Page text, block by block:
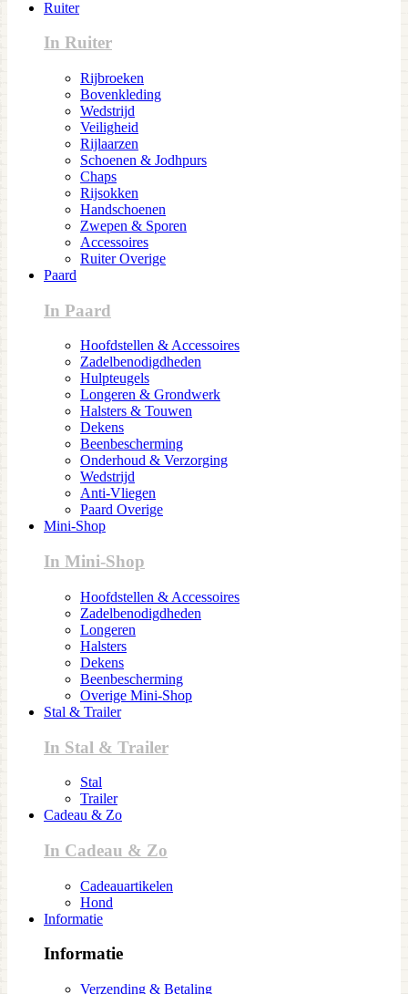
Ruiter
In Ruiter
Rijbroeken
Bovenkleding
Wedstrijd
Veiligheid
Rijlaarzen
Schoenen & Jodhpurs
Chaps
Rijsokken
Handschoenen
Zwepen & Sporen
Accessoires
Ruiter Overige
Paard
In Paard
Hoofdstellen & Accessoires
Zadelbenodigdheden
Hulpteugels
Longeren & Grondwerk
Halsters & Touwen
Dekens
Beenbescherming
Onderhoud & Verzorging
Wedstrijd
Anti-Vliegen
Paard Overige
Mini-Shop
In Mini-Shop
Hoofdstellen & Accessoires
Zadelbenodigdheden
Longeren
Halsters
Dekens
Beenbescherming
Overige Mini-Shop
Stal & Trailer
In Stal & Trailer
Stal
Trailer
Cadeau & Zo
In Cadeau & Zo
Cadeauartikelen
Hond
Informatie
Informatie
Verzending & Betaling